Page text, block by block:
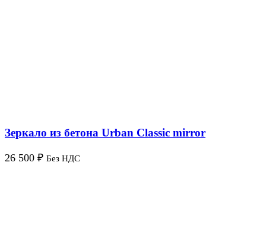
Зеркало из бетона Urban Classic mirror
26 500 ₽ Без НДС